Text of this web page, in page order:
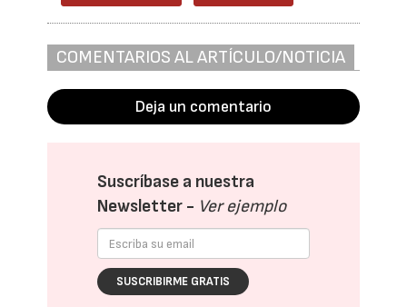
COMENTARIOS AL ARTÍCULO/NOTICIA
Deja un comentario
Suscríbase a nuestra
Newsletter - Ver ejemplo
SUSCRIBIRME GRATIS